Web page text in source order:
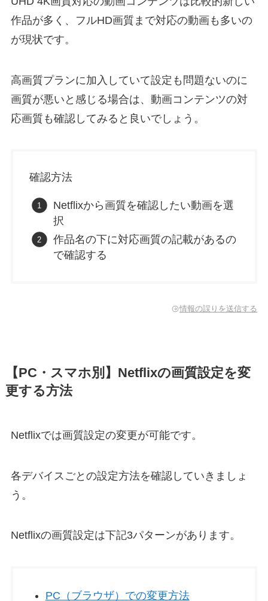
作品が多く、フルHD画質まで対応の動画も多いの
が現状です。
高画質プランに加入していて設定も問題ないのに
画質が悪いと感じる場合は、動画コンテンツの対
応画質も確認してみると良いでしょう。
確認方法
Netflixから画質を確認したい動画を選
択
作品名の下に対応画質の記載があるの
で確認する
情報の誤りを送信する
【PC・スマホ別】Netflixの画質設定を変
更する方法
Netflixでは画質設定の変更が可能です。
各デバイスごとの設定方法を確認していきましょ
う。
Netflixの画質設定は下記3パターンがあります。
PC（ブラウザ）での変更方法